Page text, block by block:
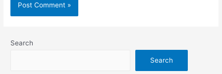
Search
Search